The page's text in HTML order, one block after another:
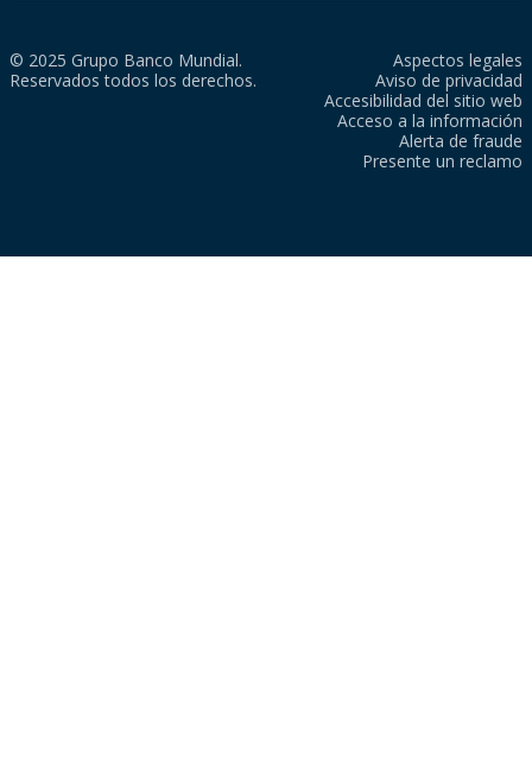
© 2025 Grupo Banco Mundial.
Reservados todos los derechos.
Aspectos legales
Aviso de privacidad
Accesibilidad del sitio web
Acceso a la información
Alerta de fraude
Presente un reclamo